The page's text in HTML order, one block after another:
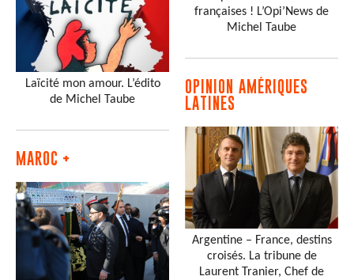
Laïcité mon amour. L’édito
de Michel Taube
MAROC +
françaises ! L’Opi’News de
Michel Taube
OPINION AMÉRIQUES
LATINES
Argentine – France, destins
croisés. La tribune de
Laurent Tranier, Chef de